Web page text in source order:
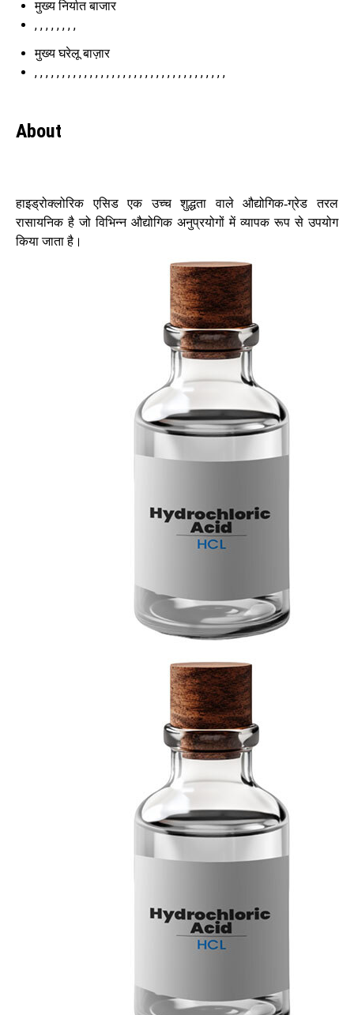
मुख्य निर्यात बाजार
, , , , , , , ,
मुख्य घरेलू बाज़ार
, , , , , , , , , , , , , , , , , , , , , , , , , , , , , , , , , , ,
About
हाइड्रोक्लोरिक एसिड एक उच्च शुद्धता वाले औद्योगिक-ग्रेड तरल
रासायनिक है जो विभिन्न औद्योगिक अनुप्रयोगों में व्यापक रूप से उपयोग
किया जाता है।